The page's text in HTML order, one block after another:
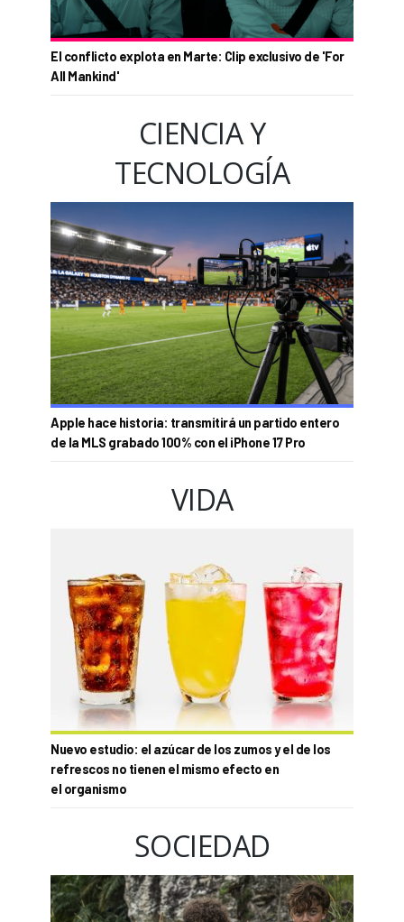
El conflicto explota en Marte: Clip exclusivo de 'For
All Mankind'
CIENCIA Y
TECNOLOGÍA
Apple hace historia: transmitirá un partido entero
de la MLS grabado 100% con el iPhone 17 Pro
VIDA
Nuevo estudio: el azúcar de los zumos y el de los
refrescos no tienen el mismo efecto en
el organismo
SOCIEDAD